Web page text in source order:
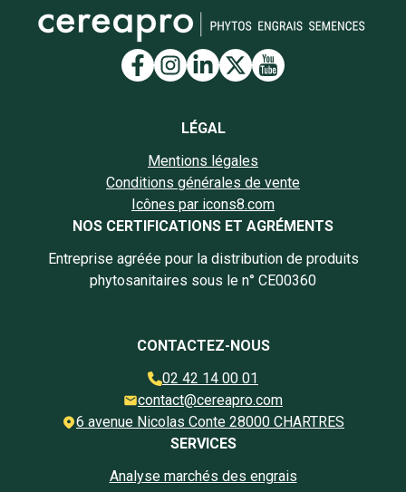
Lien vers la page
Lien vers la page
Lien vers la page
Lien vers la
Lien vers la
LÉGAL
Mentions légales
Conditions générales de vente
Icônes par icons8.com
NOS CERTIFICATIONS ET AGRÉMENTS
Entreprise agréée pour la distribution de produits
phytosanitaires sous le n° CE00360
CONTACTEZ-NOUS
02 42 14 00 01
contact@cereapro.com
6 avenue Nicolas Conte 28000 CHARTRES
SERVICES
Analyse marchés des engrais